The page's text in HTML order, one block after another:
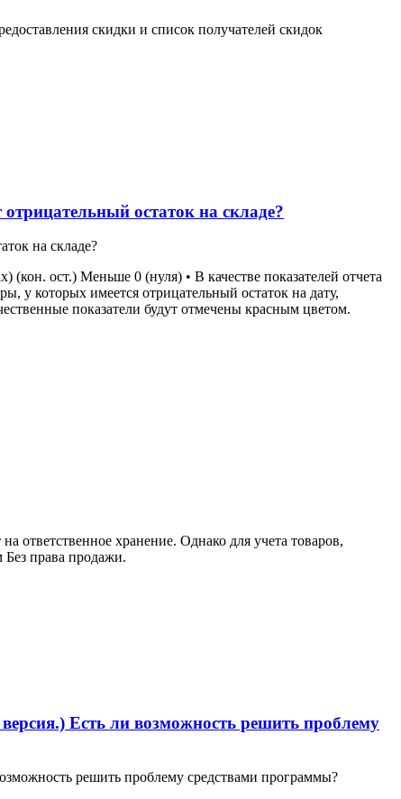
скидки и список получателей скидок
остаток на складе?
на складе?
ост.) Меньше 0 (нуля) • В качестве показателей отчета
у которых имеется отрицательный остаток на дату,
показатели будут отмечены красным цветом.
ответственное хранение. Однако для учета товаров,
права продажи.
Есть ли возможность решить проблему
решить проблему средствами программы?